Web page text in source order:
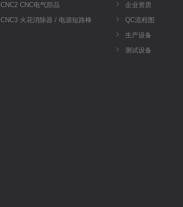
CNC2 CNC电气部品
CNC3 火花消除器 / 电源短路棒
企业资质
QC流程图
生产设备
测试设备